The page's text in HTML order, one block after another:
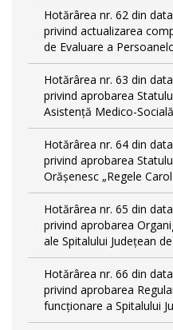
Hotărârea nr. 62 din
privind actualizarea
de Evaluare a
Hotărârea nr. 63 din
privind aprobarea
Asistență Medico-
Hotărârea nr. 64 din
privind aprobarea
Orășenesc „Regele
Hotărârea nr. 65 din
privind aprobarea
ale Spitalului Județean
Hotărârea nr. 66 din
privind aprobarea
funcționare a Spitalului